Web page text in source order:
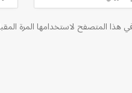
هذا المتصفح لاستخدامها المرة